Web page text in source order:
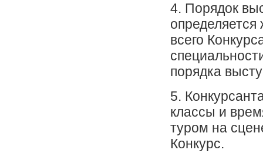
4. Порядок
всего
порядка
5.
классы и
туром на
Конкурс.